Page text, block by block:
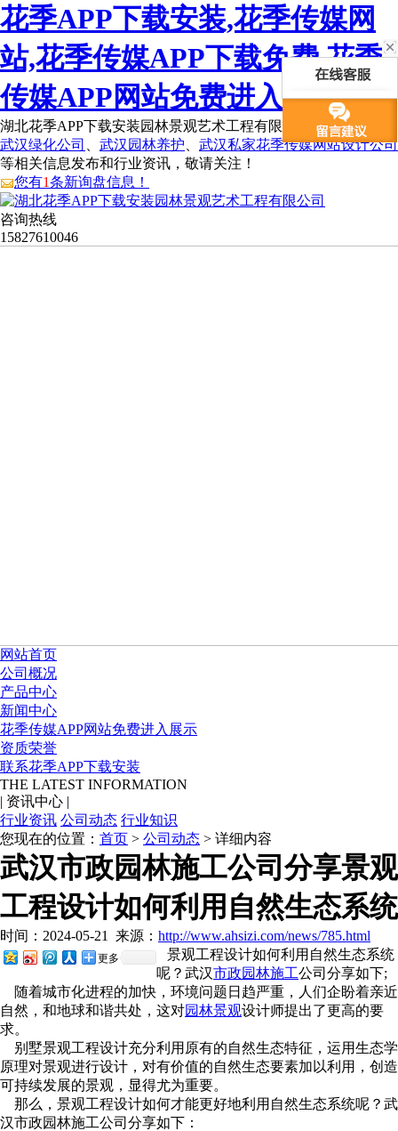
花季APP下载安装,花季传媒网
站,花季传媒APP下载免费,花季
传媒APP网站免费进入
湖北花季APP下载安装园林景观艺术工程有限公司为您免费提供
武汉绿化公司
武汉园林养护
武汉私家花季传媒网站设计公司
等相关信息发布和行业资讯，敬请关注！
您有1条新询盘信息！
咨询热线
15827610046
网站首页
公司概况
产品中心
新闻中心
花季传媒APP网站免费进入展示
资质荣誉
联系花季APP下载安装
THE LATEST INFORMATION
| 资讯中心 |
行业资讯 公司动态 行业知识
您现在的位置： 首页 > 公司动态 > 详细内容
武汉市政园林施工公司分享景观
工程设计如何利用自然生态系统
时间：2024-05-21 来源： http://www.ahsizi.com/news/785.html
更多
景观工程设计如何利用自然生态系统
呢？武汉市政园林施工公司分享如下;
随着城市化进程的加快，环境问题日趋严重，人们企盼着亲近
自然，和地球和谐共处，这对园林景观设计师提出了更高的要
求。
别墅景观工程设计充分利用原有的自然生态特征，运用生态学
原理对景观进行设计，对有价值的自然生态要素加以利用，创造
可持续发展的景观，显得尤为重要。
那么，景观工程设计如何才能更好地利用自然生态系统呢？武
汉市政园林施工公司分享如下：